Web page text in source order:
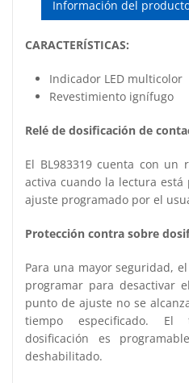
Información del
CARACTERÍSTICAS:
Indicador LED multicolor
Revestimiento ignífugo
Relé de dosificación de
El BL983319 cuenta con un
activa cuando la lectura
ajuste programado por el
Protección contra sobre
Para una mayor seguridad,
programar para desactivar
punto de ajuste no se
tiempo especificado. El
dosificación es
deshabilitado.